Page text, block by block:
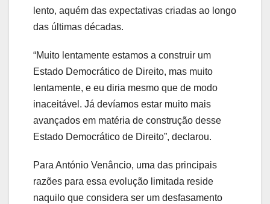
lento, aquém das expectativas criadas ao longo
das últimas décadas.
“Muito lentamente estamos a construir um
Estado Democrático de Direito, mas muito
lentamente, e eu diria mesmo que de modo
inaceitável. Já devíamos estar muito mais
avançados em matéria de construção desse
Estado Democrático de Direito”, declarou.
Para António Venâncio, uma das principais
razões para essa evolução limitada reside
naquilo que considera ser um desfasamento